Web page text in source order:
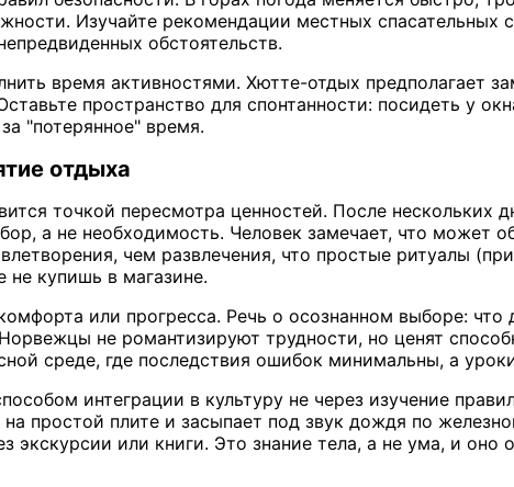
Изучайте рекомендации местных
обстоятельств.
время активностями. Хютте-отдых предполагает
пространство для спонтанности: посидеть у
"потерянное" время.
отдыха
точкой пересмотра ценностей. После нескольких
а не необходимость. Человек замечает, что может
чем развлечения, что простые ритуалы
не купишь в магазине.
или прогресса. Речь о осознанном выборе:
не романтизируют трудности, но ценят
среде, где последствия ошибок минимальны, а
интеграции в культуру не через изучение
на простой плите и засыпает под звук дождя по
экскурсии или книги. Это знание тела, а не ума, и оно